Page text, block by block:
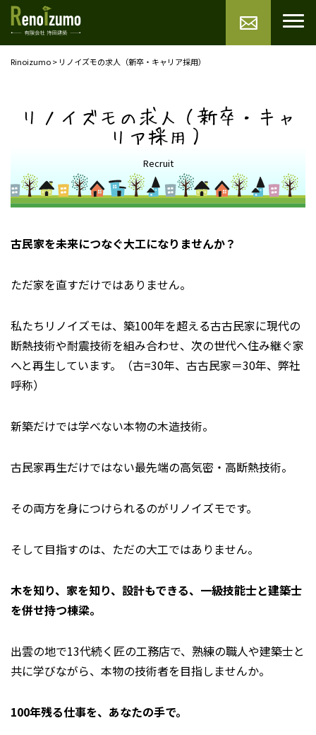
Rinoizumo> リノイズモの求人（新卒・キャリア採用）
リノイズモの求人（新卒・キャ
リア採用）
Recruit
古民家を未来につなぐ大工になりませんか？
ただ家を直すだけではありません。
私たちリノイズモは、築100年を超える古古民家に現代の
断熱技術や耐震技術を組み合わせ、次の世代へ住み継ぐ家
へと再生しています。（古=30年、古古民家＝30年、弊社
呼称）
新築だけでは学べない本物の木造技術。
古民家再生だけではない最先端の高気密・高断熱技術。
その両方を身につけられるのがリノイズモです。
そして目指すのは、ただの大工ではありません。
木を知り、家を知り、設計もできる、一級技能士と建築士
を併せ持つ棟梁。
出雲の地で13代続く匠の工務店で、熟練の職人や建築士と
共に学びながら、本物の技術者を目指しませんか。
100年残る仕事を、あなたの手で。